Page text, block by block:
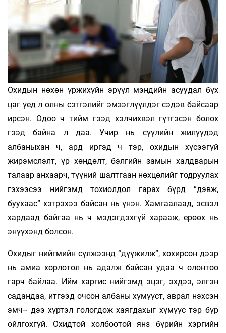
Охидын нөхөн үржихүйн эрүүл мэндийн асуудал бүх
цаг үед л олны сэтгэлийг эмзэглүүлдэг сэдэв байсаар
ирсэн. Одоо ч тийм гээд хэлчихвэл гүтгэсэн болох
гээд байна л даа. Учир нь сүүлийн жилүүдэд
албаныхан ч, ард иргэд ч тэр, охидын хүсээгүй
жирэмслэлт, үр хөндөлт, бэлгийн замын халдварын
талаар анхаарч, түүний шалтгаан нөхцөлийг тодруулах
гэхээсээ нийгэмд тохиолдол гарах бүрд “дэвж,
буухаас” хэтрэхээ байсан нь үнэн. Хамгаалаад, эсвэл
хардаад байгаа нь ч мэдэгдэхгүй харааж, ерөөх нь
энүүхэнд болсон.
Охидыг нийгмийн сүлжээнд “дүүжилж”, хохирсон дээр
нь амиа хорлотол нь адалж байсан удаа ч олонтоо
гарч байлаа. Ийм харгис нийгэмд эцэг, эхдээ, элгэн
садандаа, итгээд очсон албаны хүмүүст, аврал нэхсэн
эмч¬ дээ хүртэл гологдож хаягдахыг хүмүүс тэр бүр
ойлгохгүй. Охидтой холбоотой янз бүрийн хэргийн